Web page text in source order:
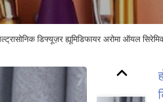
डिफ्यूज़र ह्यूमिडिफायर अरोमा ऑयल